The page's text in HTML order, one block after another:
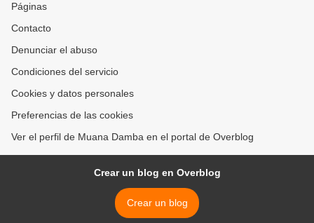
Páginas
Contacto
Denunciar el abuso
Condiciones del servicio
Cookies y datos personales
Preferencias de las cookies
Ver el perfil de Muana Damba en el portal de Overblog
Crear un blog en Overblog
Crear un blog